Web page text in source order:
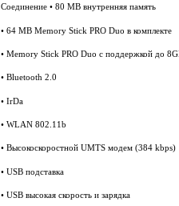
Соединение • 80 MB внутренняя память
• 64 MB Memory Stick PRO Duo в комплекте
• Memory Stick PRO Duo с поддержкой до
• Bluetooth 2.0
• IrDa
• WLAN 802.11b
• Высокоскоростной UMTS модем (384 kbps)
• USB подставка
• USB высокая скорость и зарядка